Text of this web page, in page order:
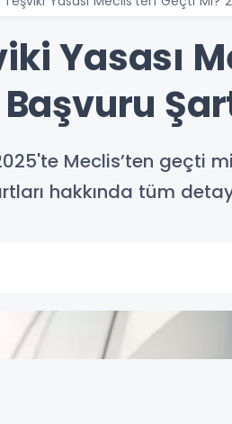
Yasası
Meclis’ten geçti
hakkında tüm